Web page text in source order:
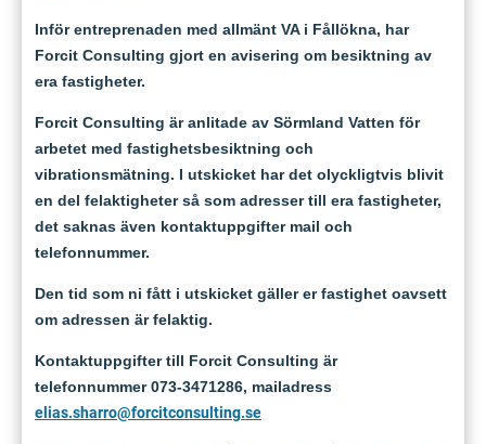
Inför entreprenaden med allmänt VA i Fållökna, har
Forcit Consulting gjort en avisering om besiktning av
era fastigheter.
Forcit Consulting är anlitade av Sörmland Vatten för
arbetet med fastighetsbesiktning och
vibrationsmätning. I utskicket har det olyckligtvis blivit
en del felaktigheter så som adresser till era fastigheter,
det saknas även kontaktuppgifter mail och
telefonnummer.
Den tid som ni fått i utskicket gäller er fastighet oavsett
om adressen är felaktig.
Kontaktuppgifter till Forcit Consulting är
telefonnummer 073-3471286, mailadress
elias.sharro@forcitconsulting.se